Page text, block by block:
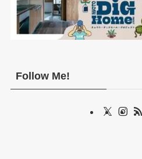
Follow Me!